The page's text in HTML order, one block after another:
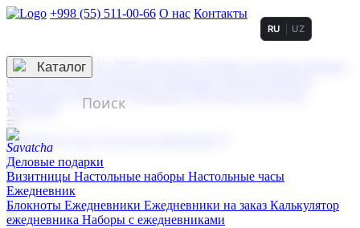
+998 (55) 511-00-66 О нас Контакты
3D гравировка
смолой (Doming)
гравировка твердая
тиснение
RU UZ
☰
Контакты
Каталог
Деловые подарки
Визитницы Настольные наборы Настольные часы
Ежедневник
Блокноты Ежедневники Ежедневники на заказ Калькулятор
ежедневника Наборы с ежедневниками